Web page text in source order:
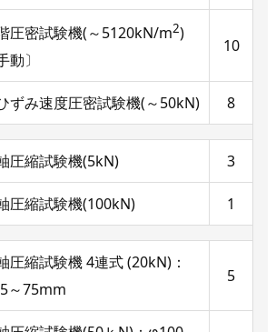
圧密試験機(～5120kN/m2)
動〕
10
ずみ速度圧密試験機(～50kN) 8
圧縮試験機(5kN) 3
圧縮試験機(100kN) 1
圧縮試験機 4連式 (20kN)：
～75mm
5